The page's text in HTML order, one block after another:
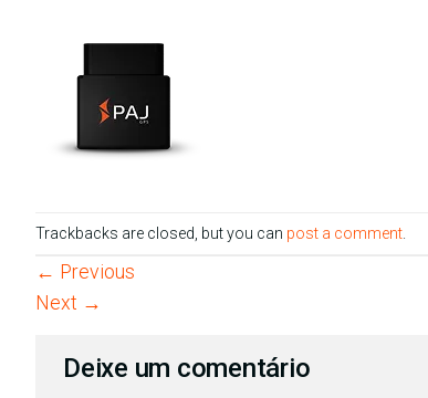
Trackbacks are closed, but you can post a comment
← Previous
Next →
Deixe um comentário